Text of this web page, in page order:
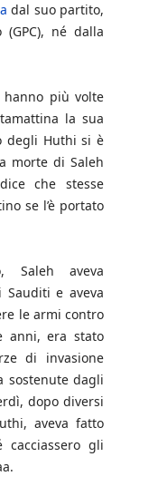
dal suo partito,
né dalla
più volte
la sua
degli Huthi si è
morte di Saleh
che stesse
se l’è portato
Saleh aveva
Sauditi e aveva
le armi contro
era stato
di invasione
sostenute dagli
dopo diversi
aveva fatto
gli